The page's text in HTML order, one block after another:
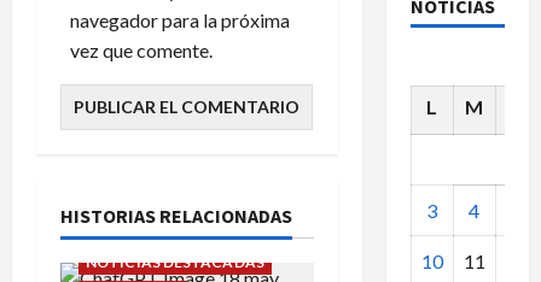
navegador para la próxima
vez que comente.
HISTORIAS RELACIONADAS
NOTICIAS DESTACADAS
NOTICIAS
L M
3 4
10 11